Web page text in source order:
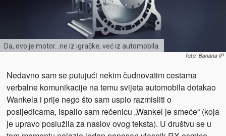
Da, ovo je motor…ne iz igračke, već iz automobila.
foto: Banana IP
Nedavno sam se putujući nekim čudnovatim cestama
verbalne komunikacije na temu svijeta automobila dotakao
Wankela i prije nego što sam uspio razmisliti o
posljedicama, ispalio sam rečenicu „Wankel je smeće“ (koja
je upravo poslužila za naslov ovog teksta). U društvu se u